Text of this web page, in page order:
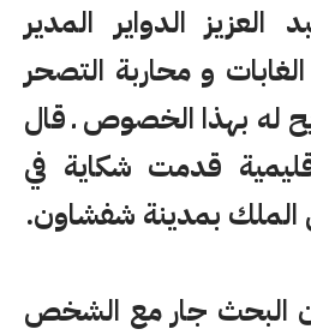
الدواير المدير
و محاربة التصحر
له بهذا الخصوص ـ قال
قدمت شكاية في
الملك بمدينة شفشاون.
البحث جار مع الشخص